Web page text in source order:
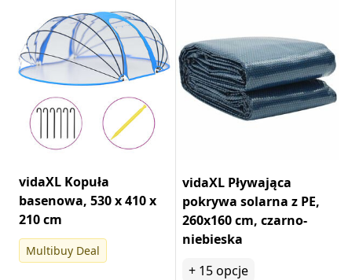
vidaXL Kopuła
basenowa, 530 x 410 x
210 cm
Multibuy Deal
vidaXL Pływająca
pokrywa solarna z PE,
260x160 cm, czarno-
niebieska
+ 15opcje